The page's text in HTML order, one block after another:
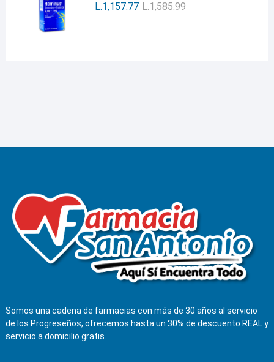
L.1,585.99
L.1,157.77
Somos una cadena de farmacias con más de 30 años al servicio
de los Progreseños, ofrecemos hasta un 30% de descuento REAL y
servicio a domicilio gratis.